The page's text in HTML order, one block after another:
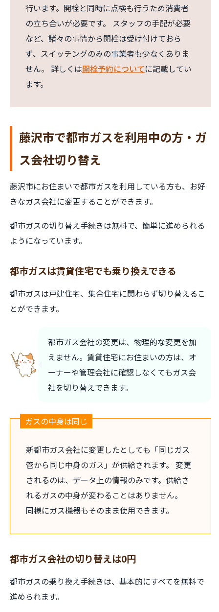
行います。開栓と同時に点検も行うため消費者
の立ち合いが必要です。 スタッフの手配が必要
など、諸々の事情から開栓は受け付けておら
ず、スイッチングのみの事業者も少なくありま
せん。 詳しくは開栓予約についてに記載してい
ます。
藤沢市で都市ガスを利用中の方・ガ
ス会社切り替え
藤沢市にお住まいで都市ガスを利用している方も、お好
きなガス会社に変更することができます。
都市ガスの切り替え手続きは無料で、簡単に進められる
ようになっています。
都市ガスは賃貸住宅でも乗り換えできる
都市ガスは戸建住宅、集合住宅に関わらず切り替えるこ
とができます。
都市ガス会社の変更は、物理的な変更を加
えません。賃貸住宅にお住まいの方は、オ
ーナーや管理会社に確認しなくてもガス会
社を切り替えできます。
ガスの中身は同じ
新都市ガス会社に変更したとしても「同じガス
管から同じ中身のガス」が供給されます。 変更
されるのは、データ上の情報のみです。供給さ
れるガスの中身が変わることはありません。
同様にガス機器もそのまま使用できます。
都市ガス会社の切り替えは0円
都市ガスの乗り換え手続きは、基本的にすべてを無料で
進められます。